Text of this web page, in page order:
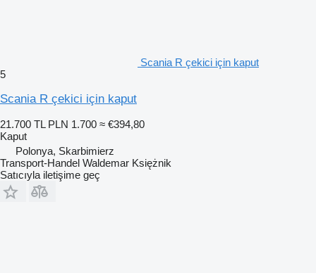
Scania R çekici için kaput
5
Scania R çekici için kaput
21.700 TL PLN 1.700 ≈ €394,80
Kaput
Polonya, Skarbimierz
Transport-Handel Waldemar Księżnik
Satıcıyla iletişime geç